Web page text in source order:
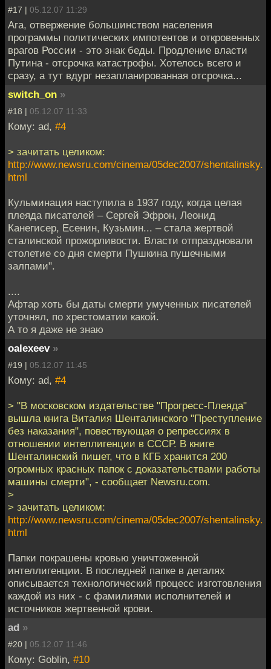
#17 | 05.12.07 11:29
Ага, отвержение большинством населения
программы политических импотентов и откровенных
врагов России - это знак беды. Продление власти
Путина - отсрочка катастрофы. Хотелось всего и
сразу, а тут вдург незапланированная отсрочка...
switch_on »
#18 | 05.12.07 11:33
Кому: ad, #4
> зачитать целиком:
http://www.newsru.com/cinema/05dec2007/shentalinsky.
html
Кульминация наступила в 1937 году, когда целая
плеяда писателей – Сергей Эфрон, Леонид
Канегисер, Есенин, Кузьмин... – стала жертвой
сталинской прожорливости. Власти отпраздновали
столетие со дня смерти Пушкина пушечными
залпами".
....
Афтар хоть бы даты смерти умученных писателей
уточнял, по хрестоматии какой.
А то я даже не знаю
oalexeev »
#19 | 05.12.07 11:45
Кому: ad, #4
> "В московском издательстве "Прогресс-Плеяда"
вышла книга Виталия Шенталинского "Преступление
без наказания", повествующая о репрессиях в
отношении интеллигенции в СССР. В книге
Шенталинский пишет, что в КГБ хранится 200
огромных красных папок с доказательствами работы
машины смерти", - сообщает Newsru.com.
>
> зачитать целиком:
http://www.newsru.com/cinema/05dec2007/shentalinsky.
html
Папки покрашены кровью уничтоженной
интеллигенции. В последней папке в деталях
описывается технологический процесс изготовления
каждой из них - с фамилиями исполнителей и
источников жертвенной крови.
ad »
#20 | 05.12.07 11:46
Кому: Goblin, #10